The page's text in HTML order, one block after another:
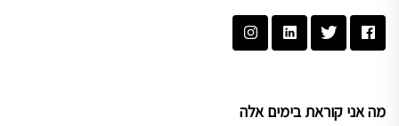
מה אני קוראת בימים אלה